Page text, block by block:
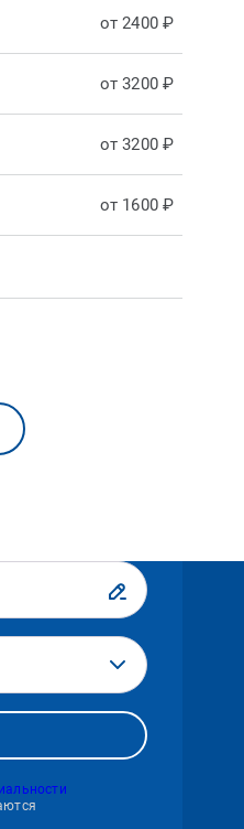
от 2400 ₽
от 3200 ₽
от 3200 ₽
от 1600 ₽